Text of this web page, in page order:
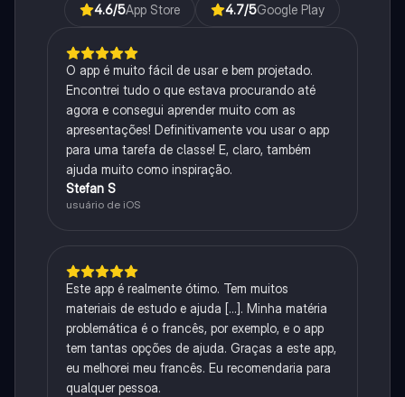
4.6/5App Store 4.7/5Google Play
O app é muito fácil de usar e bem projetado.
Encontrei tudo o que estava procurando até
agora e consegui aprender muito com as
apresentações! Definitivamente vou usar o app
para uma tarefa de classe! E, claro, também
ajuda muito como inspiração.
Stefan S
usuário de iOS
Este app é realmente ótimo. Tem muitos
materiais de estudo e ajuda [...]. Minha matéria
problemática é o francês, por exemplo, e o app
tem tantas opções de ajuda. Graças a este app,
eu melhorei meu francês. Eu recomendaria para
qualquer pessoa.